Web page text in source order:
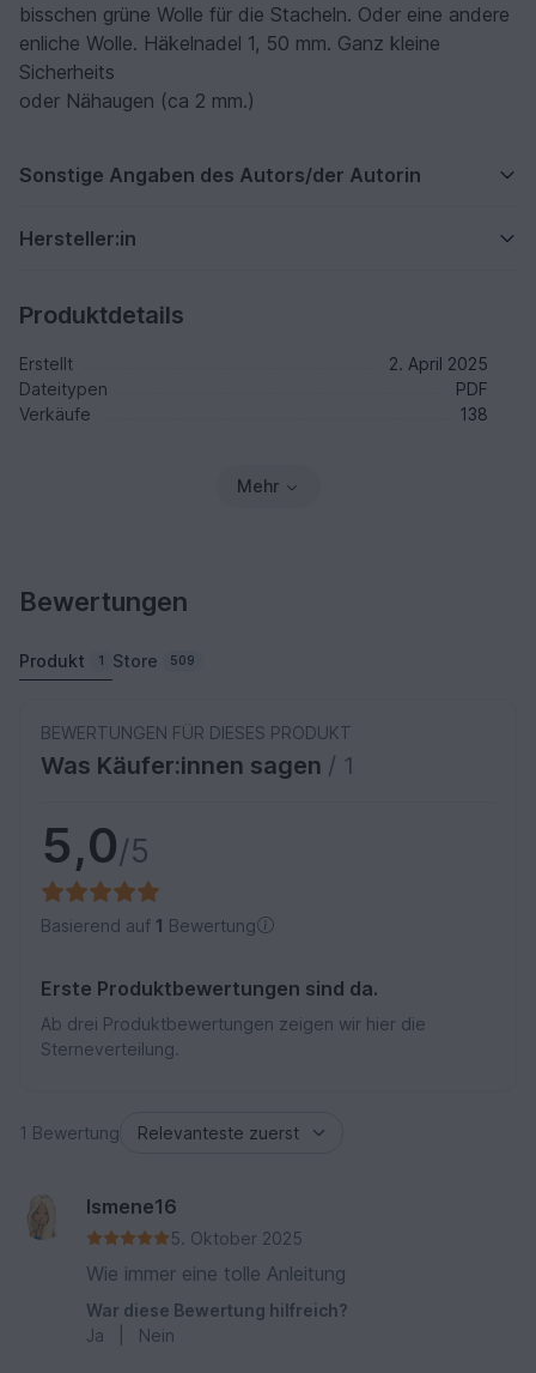
bisschen grüne Wolle für die Stacheln. Oder eine andere
enliche Wolle. Häkelnadel 1, 50 mm. Ganz kleine
Sicherheits
oder Nähaugen (ca 2 mm.)
Sonstige Angaben des Autors/der Autorin
Hersteller:in
Produktdetails
Erstellt
2. April 2025
Dateitypen
PDF
Verkäufe
138
Mehr
Bewertungen
Produkt 1 Store 509
BEWERTUNGEN FÜR DIESES PRODUKT
Was Käufer:innen sagen / 1
5,0/5
Basierend auf 1 Bewertung
Erste Produktbewertungen sind da.
Ab drei Produktbewertungen zeigen wir hier die
Sterneverteilung.
1 Bewertung
Ismene16
5. Oktober 2025
Wie immer eine tolle Anleitung
War diese Bewertung hilfreich?
Ja
Nein